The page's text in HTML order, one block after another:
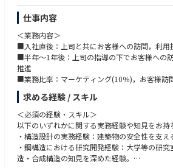
仕事内容
＜業務内容＞
■入社直後：上司と共にお客様への訪問，利用
■半年～1年後：上司の指導の下でお客様への
推進
■業務比率：マーケティング(10％)，お客様訪
0％)，工法開発等の技術業務(40％)，設計検討
■プロジェクト例、規模：大手設計事務所や大
ハウスメーカーへの設計提案
■担当製品：鋼材商品(厚板，薄板，溶接材料，
建設機械
■参考URL：https://www.kobelco.co.jp/
求める経験 / スキル
＜必須の経験・スキル＞
以下のいずれかに関する実務経験や知見をお持
・構造設計の実務経験：建築物の安全性を支え
・鋼構造における研究開発経験：大学等の研
造・合成構造の知見を深めた経験。